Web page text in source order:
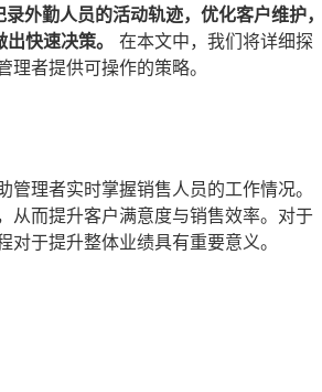
外勤人员的活动轨迹，优化客户维护，
快速决策。
在本文中，我们将详细探
者提供可操作的策略。
理者实时掌握销售人员的工作情况。
从而提升客户满意度与销售效率。对于
于提升整体业绩具有重要意义。